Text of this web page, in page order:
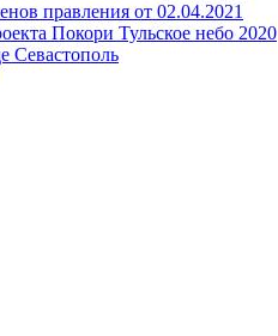
правления от 02.04.2021
Покори Тульское небо 2020
Севастополь